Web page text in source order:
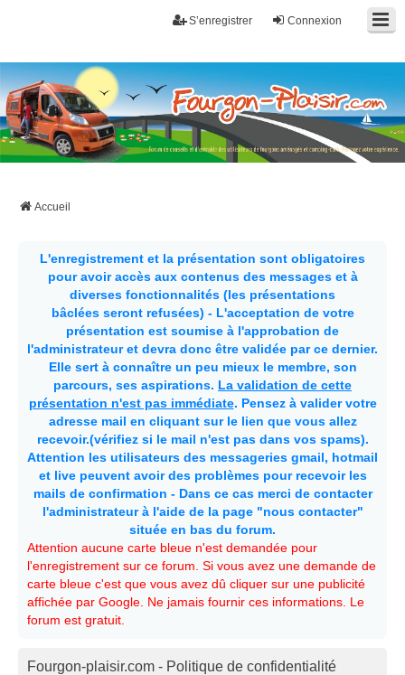
Connexion
S’enregistrer
Fourgon-plaisir.com
Forum de conseils et d'entraide des utilisateurs de fourgons, fourgons
aménagés, vans et de camping-car. Partagez votre expérience.
Accueil
L'enregistrement et la présentation sont obligatoires
pour avoir accès aux contenus des messages et à
diverses fonctionnalités (les présentations
bâclées seront refusées) - L'acceptation de votre
présentation est soumise à l'approbation de
l'administrateur et devra donc être validée par ce dernier.
Elle sert à connaître un peu mieux le membre, son
parcours, ses aspirations. La validation de cette
présentation n'est pas immédiate. Pensez à valider votre
adresse mail en cliquant sur le lien que vous allez
recevoir.(vérifiez si le mail n'est pas dans vos spams).
Attention les utilisateurs des messageries gmail, hotmail
et live peuvent avoir des problèmes pour recevoir les
mails de confirmation - Dans ce cas merci de contacter
l'administrateur à l'aide de la page "nous contacter"
située en bas du forum.
Attention aucune carte bleue n'est demandée pour
l'enregistrement sur ce forum. Si vous avez une demande de
carte bleue c'est que vous avez dû cliquer sur une publicité
affichée par Google. Ne jamais fournir ces informations. Le
forum est gratuit.
Fourgon-plaisir.com - Politique de confidentialité